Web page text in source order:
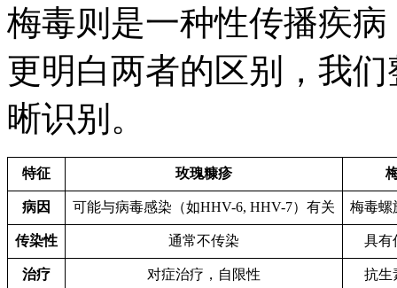
梅毒则是一种性传播疾
更明白两者的区别，我
晰识别。
特征 玫瑰糠疹
病因 可能与病毒感染（如HHV-6, HHV-7）有关 梅毒螺
传染性 通常不传染 具有
治疗 对症治疗，自限性 抗生